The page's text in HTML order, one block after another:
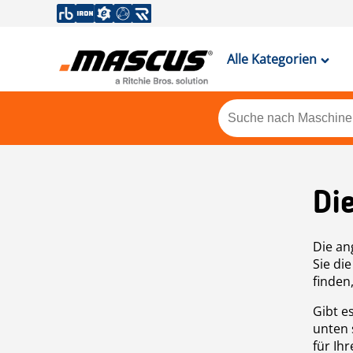
Alle Kategorien
Die
Sie
Gibt
unten
für